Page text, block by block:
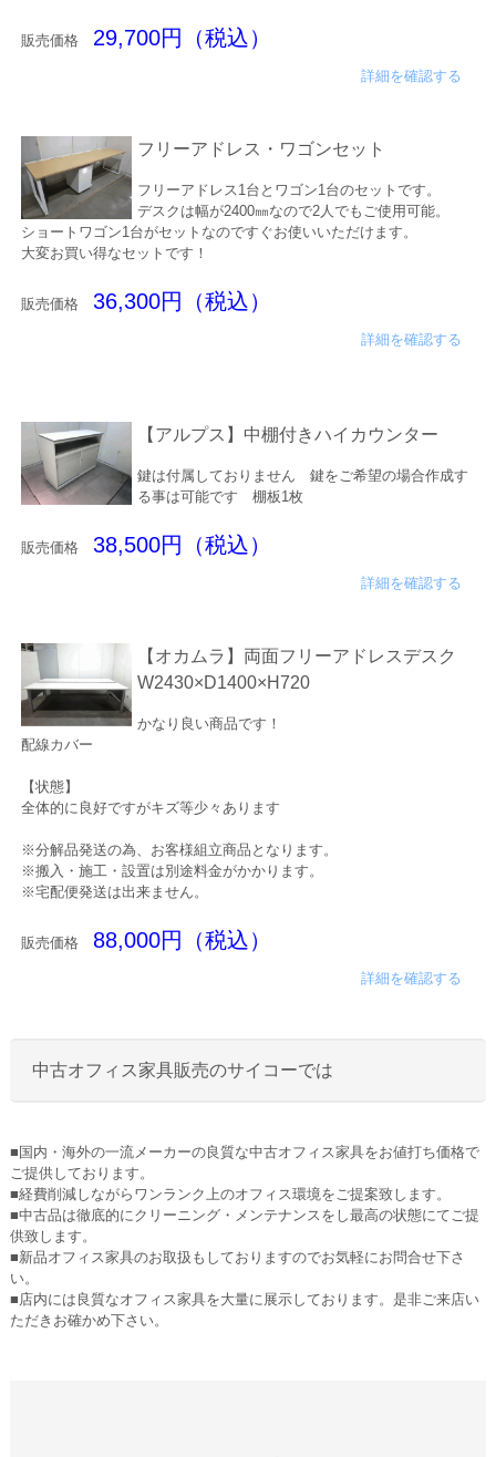
販売価格 29,700円（税込）
詳細を確認する
フリーアドレス・ワゴンセット
フリーアドレス1台とワゴン1台のセットです。
デスクは幅が2400㎜なので2人でもご使用可能。
ショートワゴン1台がセットなのですぐお使いいただけます。
大変お買い得なセットです！
販売価格 36,300円（税込）
詳細を確認する
【アルプス】中棚付きハイカウンター
鍵は付属しておりません 鍵をご希望の場合作成す
る事は可能です 棚板1枚
販売価格 38,500円（税込）
詳細を確認する
【オカムラ】両面フリーアドレスデスク
W2430×D1400×H720
かなり良い商品です！
配線カバー
【状態】
全体的に良好ですがキズ等少々あります
※分解品発送の為、お客様組立商品となります。
※搬入・施工・設置は別途料金がかかります。
※宅配便発送は出来ません。
販売価格 88,000円（税込）
詳細を確認する
中古オフィス家具販売のサイコーでは
■国内・海外の一流メーカーの良質な中古オフィス家具をお値打ち価格で
ご提供しております。
■経費削減しながらワンランク上のオフィス環境をご提案致します。
■中古品は徹底的にクリーニング・メンテナンスをし最高の状態にてご提
供致します。
■新品オフィス家具のお取扱もしておりますのでお気軽にお問合せ下さ
い。
■店内には良質なオフィス家具を大量に展示しております。是非ご来店い
ただきお確かめ下さい。